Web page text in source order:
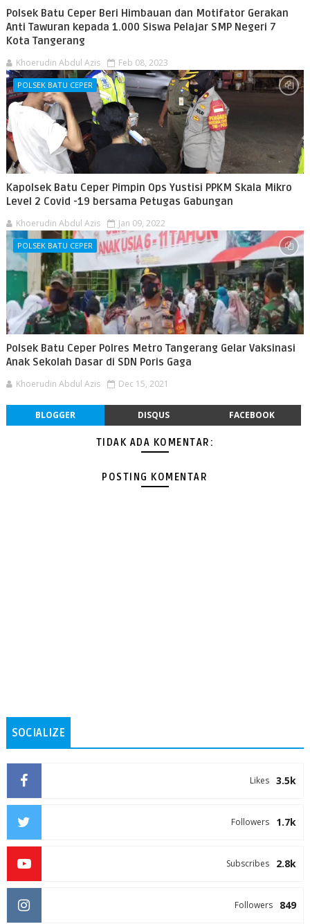
Polsek Batu Ceper Beri Himbauan dan Motifator Gerakan
Anti Tawuran kepada 1.000 Siswa Pelajar SMP Negeri 7
Kota Tangerang
Khoerudin Abdul Azis Feb 08, 2023
POLSEK BATU CEPER
Kapolsek Batu Ceper Pimpin Ops Yustisi PPKM Skala Mikro
Level 2 Covid -19 bersama Petugas Gabungan
Khoerudin Abdul Azis Jan 09, 2022
POLSEK BATU CEPER
Polsek Batu Ceper Polres Metro Tangerang Gelar Vaksinasi
Anak Sekolah Dasar di SDN Poris Gaga
Khoerudin Abdul Azis Dec 15, 2021
BLOGGER DISQUS FACEBOOK
TIDAK ADA KOMENTAR:
POSTING KOMENTAR
SOCIALIZE
3.5k
Likes
1.7k
Followers
2.8k
Subscribes
849
Followers